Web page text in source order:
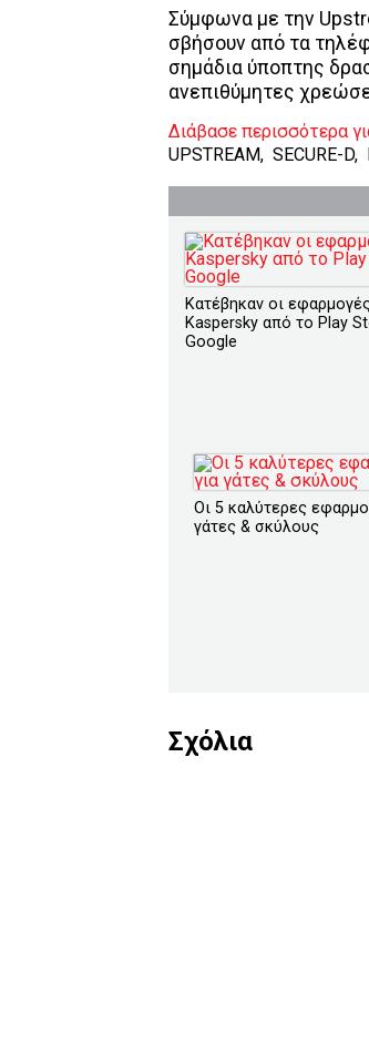
Σύμφωνα με την
σβήσουν από τα
σημάδια ύποπτης
ανεπιθύμητες
Διάβασε περισσότερα
UPSTREAM, SECURE-D,
Κατέβηκαν οι
Kaspersky από το Play
Google
Οι 5 καλύτερες
γάτες & σκύλους
Σχόλια